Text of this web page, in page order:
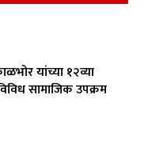
यांच्या १२व्या
सामाजिक उपक्रम